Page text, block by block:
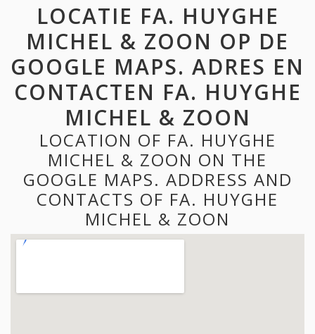
LOCATIE FA. HUYGHE
MICHEL & ZOON OP DE
GOOGLE MAPS. ADRES EN
CONTACTEN FA. HUYGHE
MICHEL & ZOON
LOCATION OF FA. HUYGHE
MICHEL & ZOON ON THE
GOOGLE MAPS. ADDRESS AND
CONTACTS OF FA. HUYGHE
MICHEL & ZOON